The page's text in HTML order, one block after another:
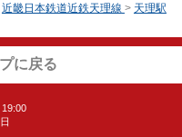
近畿日本鉄道近鉄天理線 > 天理駅
に戻る